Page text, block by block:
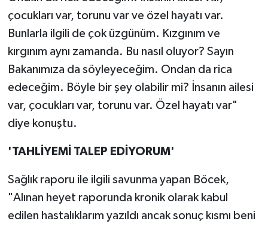
çocukları var, torunu var ve özel hayatı var.
Bunlarla ilgili de çok üzgünüm. Kızgınım ve
kırgınım aynı zamanda. Bu nasıl oluyor? Sayın
Bakanımıza da söyleyeceğim. Ondan da rica
edeceğim. Böyle bir şey olabilir mi? İnsanın ailesi
var, çocukları var, torunu var. Özel hayatı var"
diye konuştu.
'TAHLİYEMİ TALEP EDİYORUM'
Sağlık raporu ile ilgili savunma yapan Böcek,
"Alınan heyet raporunda kronik olarak kabul
edilen hastalıklarım yazıldı ancak sonuç kısmı beni